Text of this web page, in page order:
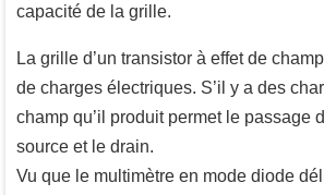
capacité de la grille.
La grille d’un transistor à effet de
de charges électriques. S’il y a des
champ qu’il produit permet le passage
source et le drain.
Vu que le multimètre en mode diode